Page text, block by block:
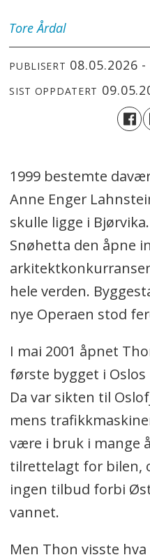
Tore Årdal
PUBLISERT 08.05.2026
SIST OPPDATERT
1999 bestemte
Anne Enger
skulle ligge i
Snøhetta den åpne
hele verden.
nye Operaen stod
I mai 2001 åpnet
første bygget i
Da var sikten til
mens
være i bruk i mange
tilrettelagt for bilen,
ingen tilbud forbi
vannet.
Men Thon visste